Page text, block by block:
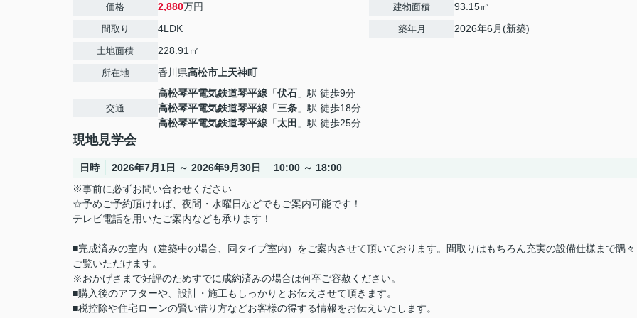
価格 2,880万円
間取り 4LDK
土地面積 228.91㎡
所在地 香川県高松市 上天神町
交通
高松琴平電気鉄道琴平線 「伏石 」駅 徒歩9分
高松琴平電気鉄道琴平線 「三条 」駅 徒歩18分
高松琴平電気鉄道琴平線 「太田 」駅 徒歩25分
建物面積 93.15㎡
築年月 2026年6月(新築)
現地見学会
日時
2026年7月1日 ～ 2026年9月30日 10:00 ～ 18:00
※事前に必ずお問い合わせください
☆予めご予約頂ければ、夜間・水曜日などでもご案内可能です！
テレビ電話を用いたご案内なども承ります！
■完成済みの室内（建築中の場合、同タイプ室内）をご案内させて頂いております。間取りはもちろん充実の設備仕様まで隅
ご覧いただけます。
※おかげさまで好評のためすでに成約済みの場合は何卒ご容赦ください。
■購入後のアフターや、設計・施工もしっかりとお伝えさせて頂きます。
■税控除や住宅ローンの賢い借り方などお客様の得する情報をお伝えいたします。